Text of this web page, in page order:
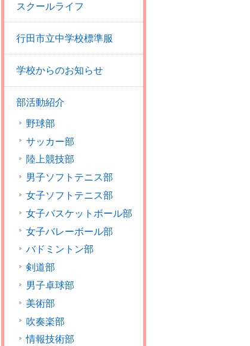
スクールライフ
行田市立中学校標準服
学校からのお知らせ
部活動紹介
野球部
サッカー部
陸上競技部
男子ソフトテニス部
女子ソフトテニス部
女子バスケットボール部
女子バレーボール部
バドミントン部
剣道部
男子卓球部
美術部
吹奏楽部
情報技術部